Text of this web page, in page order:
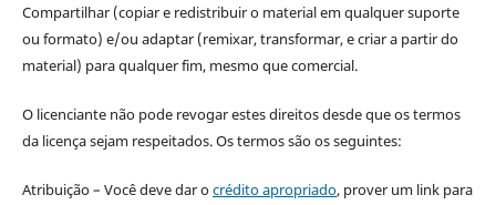
Compartilhar (copiar e redistribuir o material em qualquer suporte
ou formato) e/ou adaptar (remixar, transformar, e criar a partir do
material) para qualquer fim, mesmo que comercial.
O licenciante não pode revogar estes direitos desde que os termos
da licença sejam respeitados. Os termos são os seguintes:
Atribuição – Você deve dar ocrédito apropriado, prover um link para